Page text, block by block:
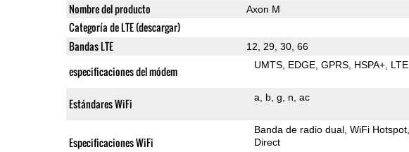
Nombre del producto Axon M
Categoría de LTE (descargar)
Bandas LTE 12, 29, 30, 66
especificaciones del módem UMTS EDGE GPRS HSPA+ LTE
Estándares WiFi a b g n ac
Especificaciones WiFi
Banda de radio dual WiFi Hotspot
Direct